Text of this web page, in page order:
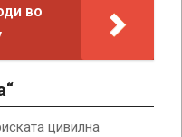
во
цивилна